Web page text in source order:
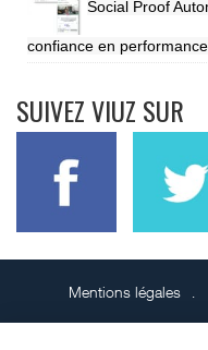
Social Proof
confiance en
SUIVEZ VIUZ SUR
Mentions légales